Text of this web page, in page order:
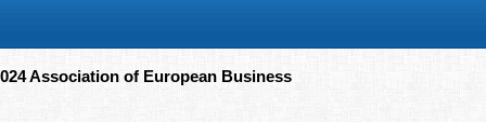
Association of European Business